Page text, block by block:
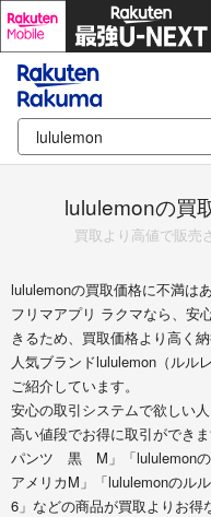
lululemonの買
買取より高値で販売
lululemonの買取価格に不満は
フリマアプリ ラクマなら、安
きるため、買取価格より高く
人気ブランドlululemon（ルル
ご紹介しています。
安心の取引システムで欲しい
高い値段でお得に取引ができ
パンツ 黒 M」「lululemonの
アメリカM」「lululemonのル
6」などの商品が買取よりお得